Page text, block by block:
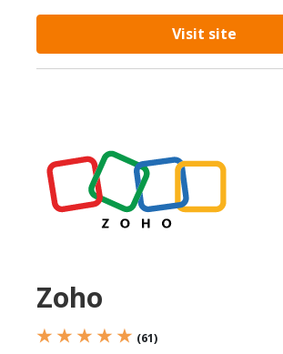
Visit site
Zoho
★ ★ ★ ★ ★ (61)